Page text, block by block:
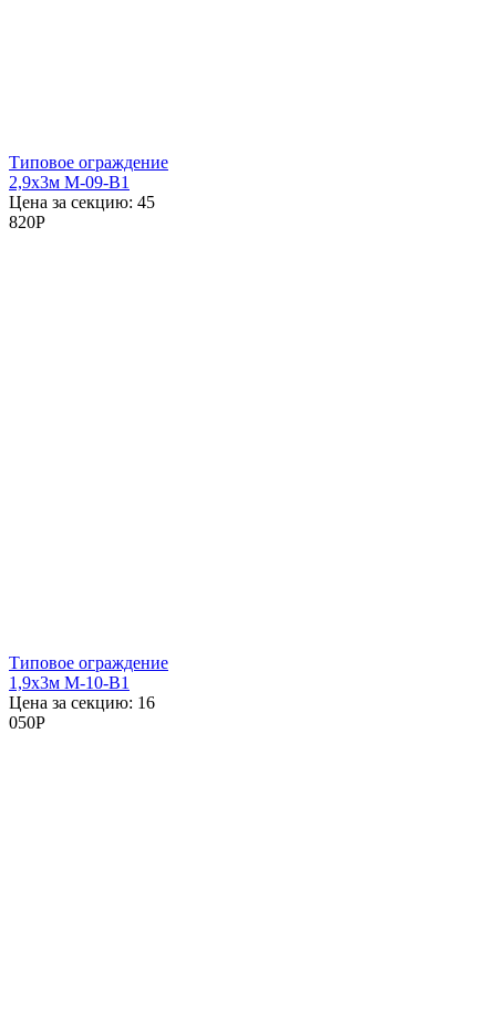
Типовое ограждение
2,9x3м М-09-В1
Цена за секцию: 45
820P
Типовое ограждение
1,9x3м М-10-В1
Цена за секцию: 16
050P